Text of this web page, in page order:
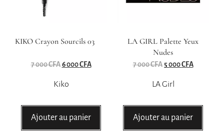
KIKO Crayon Sourcils 03
7 000CFA 6 000CFA
Kiko
Ajouter au panier
LA GIRL Palette Yeux
Nudes
7 000CFA 5 000CFA
LA Girl
Ajouter au panier